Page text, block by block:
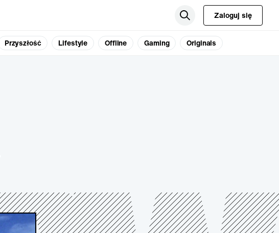
Zaloguj się
Przyszłość Lifestyle Offline Gaming Originals